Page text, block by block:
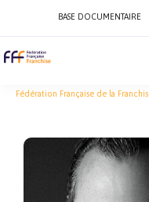
BASE DOCUMENTAIRE
Fédération Française de la